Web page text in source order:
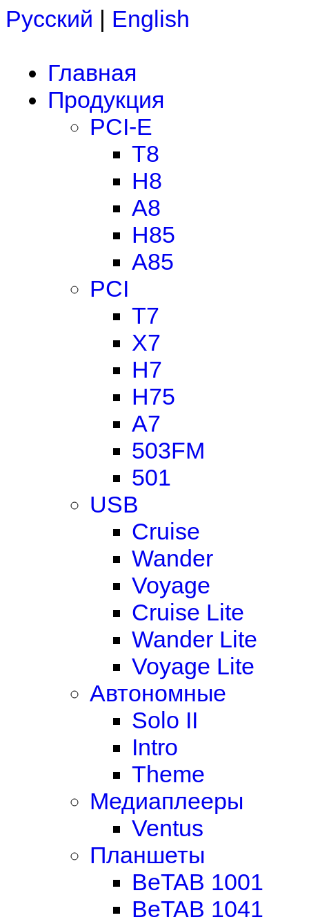
Русский | English
Главная
Продукция
PCI-E
T8
H8
A8
H85
A85
PCI
T7
X7
H7
H75
A7
503FM
501
USB
Cruise
Wander
Voyage
Cruise Lite
Wander Lite
Voyage Lite
Автономные
Solo II
Intro
Theme
Медиаплееры
Ventus
Планшеты
BeTAB 1001
BeTAB 1041